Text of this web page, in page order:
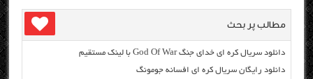
مطالب پر بحث
دانلود سریال کره ای خدای جنگ God Of War با لینک مستقیم
دانلود رایگان سریال کره ای افسانه جومونگ